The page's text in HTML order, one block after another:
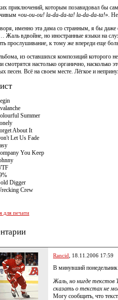
приключений, которым позавидовал бы сам
«ou-ou-ou! la-da-da-ta! la-da-da-ta!».
именно эта дама со странным, я бы
Жаль вдвойне, но иностранные языки на
прослушивание, к тому же впереди еще
из оставшихся композиций которого
смотрятся настолько органично,
песен. Всё на своем месте. Лёгкое и
Summer
About It
Let Us Fade
You Keep
Digger
Crew
для печати
Rancid , 18.11.2006 17:59
В минувший
Жаль, но нигде текстов
сказать о текстах не
Могу сообщить, что